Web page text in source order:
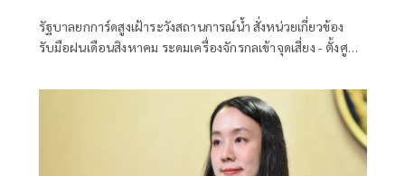
รัฐบาลยกการ์ดสูงเฝ้าระวังสถานการณ์น้ำ สั่งหน่วยเกี่ยวข้อง
รับมือฝนเดือนสิงหาคม ระดมเครื่องจักรกลเข้าจุดเสี่ยง - ตั้งศูนย์